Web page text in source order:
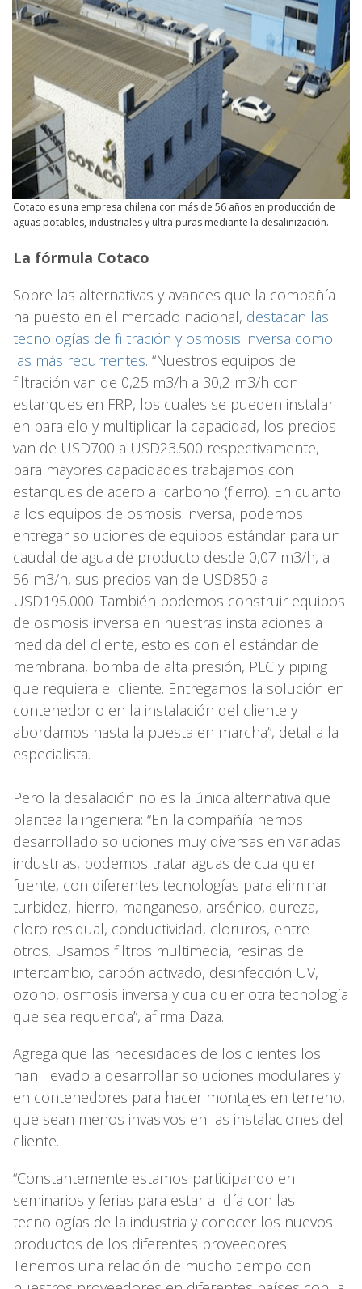
Cotaco es una empresa chilena con más de 56 años en producción de
aguas potables, industriales y ultra puras mediante la desalinización.
La fórmula Cotaco
Sobre las alternativas y avances que la compañía
ha puesto en el mercado nacional, destacan las
tecnologías de filtración y osmosis inversa como
las más recurrentes. “Nuestros equipos de
filtración van de 0,25 m3/h a 30,2 m3/h con
estanques en FRP, los cuales se pueden instalar
en paralelo y multiplicar la capacidad, los precios
van de USD700 a USD23.500 respectivamente,
para mayores capacidades trabajamos con
estanques de acero al carbono (fierro). En cuanto
a los equipos de osmosis inversa, podemos
entregar soluciones de equipos estándar para un
caudal de agua de producto desde 0,07 m3/h, a
56 m3/h, sus precios van de USD850 a
USD195.000. También podemos construir equipos
de osmosis inversa en nuestras instalaciones a
medida del cliente, esto es con el estándar de
membrana, bomba de alta presión, PLC y piping
que requiera el cliente. Entregamos la solución en
contenedor o en la instalación del cliente y
abordamos hasta la puesta en marcha”, detalla la
especialista.
Pero la desalación no es la única alternativa que
plantea la ingeniera: “En la compañía hemos
desarrollado soluciones muy diversas en variadas
industrias, podemos tratar aguas de cualquier
fuente, con diferentes tecnologías para eliminar
turbidez, hierro, manganeso, arsénico, dureza,
cloro residual, conductividad, cloruros, entre
otros. Usamos filtros multimedia, resinas de
intercambio, carbón activado, desinfección UV,
ozono, osmosis inversa y cualquier otra tecnología
que sea requerida”, afirma Daza.
Agrega que las necesidades de los clientes los
han llevado a desarrollar soluciones modulares y
en contenedores para hacer montajes en terreno,
que sean menos invasivos en las instalaciones del
cliente.
“Constantemente estamos participando en
seminarios y ferias para estar al día con las
tecnologías de la industria y conocer los nuevos
productos de los diferentes proveedores.
Tenemos una relación de mucho tiempo con